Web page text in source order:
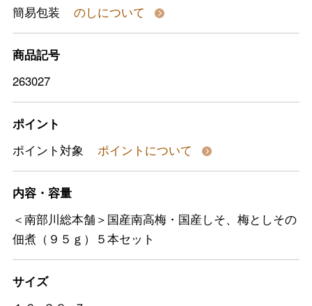
簡易包装
のしについて
商品記号
263027
ポイント
ポイント対象
ポイントについて
内容・容量
＜南部川総本舗＞国産南高梅・国産しそ、梅としその
佃煮（９５ｇ）５本セット
サイズ